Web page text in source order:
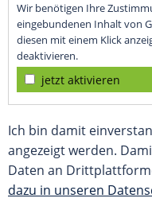
Wir benötigen Ihre
eingebundenen Inhalt von
diesen mit einem Klick
deaktivieren.
jetzt aktivieren
Ich bin damit
angezeigt werden.
Daten an
dazu in unseren